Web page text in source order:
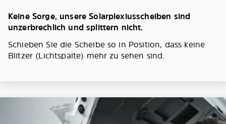
Keine Sorge, unsere Solarplexiusscheiben sind
unzerbrechlich und splittern nicht.
Schieben Sie die Scheibe so in Position, dass keine
Blitzer (Lichtspalte) mehr zu sehen sind.